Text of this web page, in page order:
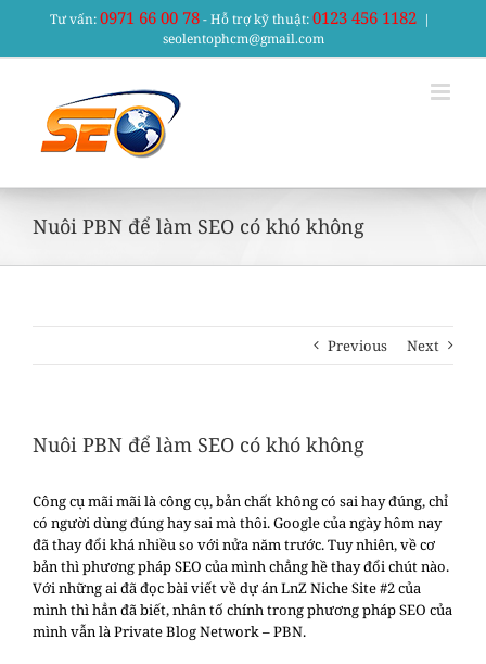
content
Tư vấn:0971 66 00 78- Hỗ trợ kỹ thuật:0123 456 1182 |
seolentophcm@gmail.com
Nuôi PBN để làm SEO có khó không
Previous Next
Nuôi PBN để làm SEO có khó không
Công cụ mãi mãi là công cụ, bản chất không có sai hay đúng, chỉ
có người dùng đúng hay sai mà thôi. Google của ngày hôm nay
đã thay đổi khá nhiều so với nửa năm trước. Tuy nhiên, về cơ
bản thì phương pháp SEO của mình chẳng hề thay đổi chút nào.
Với những ai đã đọc bài viết về dự án LnZ Niche Site #2 của
mình thì hẳn đã biết, nhân tố chính trong phương pháp SEO của
mình vẫn là Private Blog Network – PBN.